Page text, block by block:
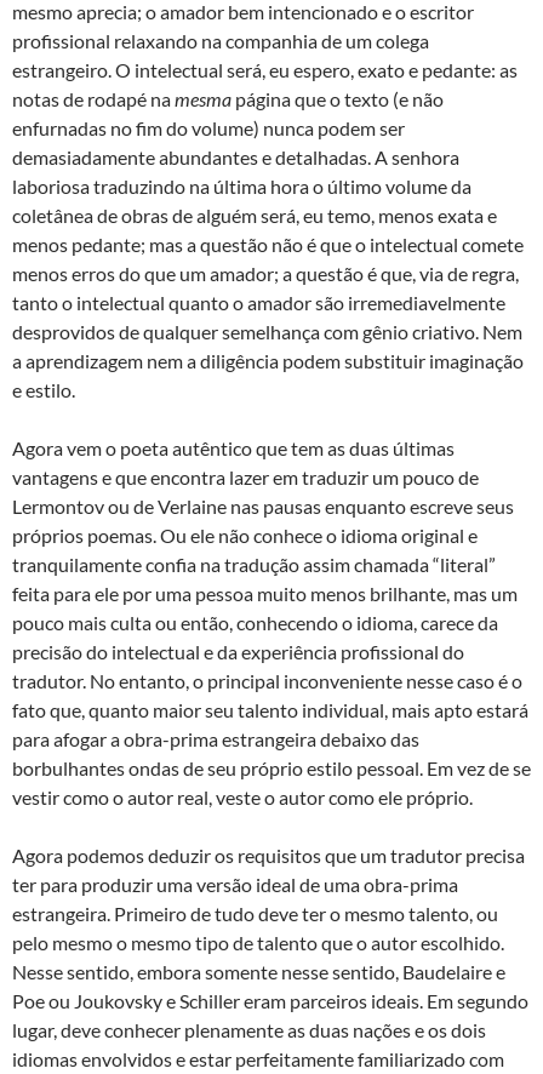
mesmo aprecia; o amador bem intencionado e o escritor
profissional relaxando na companhia de um colega
estrangeiro. O intelectual será, eu espero, exato e pedante: as
notas de rodapé namesma página que o texto (e não
enfurnadas no fim do volume) nunca podem ser
demasiadamente abundantes e detalhadas. A senhora
laboriosa traduzindo na última hora o último volume da
coletânea de obras de alguém será, eu temo, menos exata e
menos pedante; mas a questão não é que o intelectual comete
menos erros do que um amador; a questão é que, via de regra,
tanto o intelectual quanto o amador são irremediavelmente
desprovidos de qualquer semelhança com gênio criativo. Nem
a aprendizagem nem a diligência podem substituir imaginação
e estilo.
Agora vem o poeta autêntico que tem as duas últimas
vantagens e que encontra lazer em traduzir um pouco de
Lermontov ou de Verlaine nas pausas enquanto escreve seus
próprios poemas. Ou ele não conhece o idioma original e
tranquilamente confia na tradução assim chamada “literal”
feita para ele por uma pessoa muito menos brilhante, mas um
pouco mais culta ou então, conhecendo o idioma, carece da
precisão do intelectual e da experiência profissional do
tradutor. No entanto, o principal inconveniente nesse caso é o
fato que, quanto maior seu talento individual, mais apto estará
para afogar a obra-prima estrangeira debaixo das
borbulhantes ondas de seu próprio estilo pessoal. Em vez de se
vestir como o autor real, veste o autor como ele próprio.
Agora podemos deduzir os requisitos que um tradutor precisa
ter para produzir uma versão ideal de uma obra-prima
estrangeira. Primeiro de tudo deve ter o mesmo talento, ou
pelo mesmo o mesmo tipo de talento que o autor escolhido.
Nesse sentido, embora somente nesse sentido, Baudelaire e
Poe ou Joukovsky e Schiller eram parceiros ideais. Em segundo
lugar, deve conhecer plenamente as duas nações e os dois
idiomas envolvidos e estar perfeitamente familiarizado com